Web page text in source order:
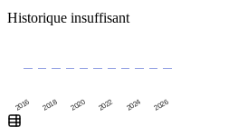
Historique insuffisant
2016 2018 2020 2022 2024 2026